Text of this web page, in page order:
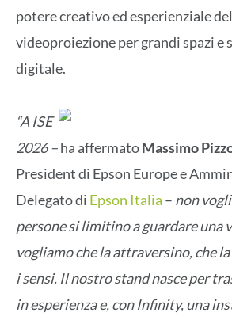
potere creativo ed esperienziale
videoproiezione per grandi spazi e
digitale.
“A ISE
2026 –ha affermatoMassimo
President di Epson Europe e
Delegato di Epson Italia – non
persone si limitino a guardare una
vogliamo che la attraversino, che
i sensi. Il nostro stand nasce per
in esperienza e, con Infinity, una